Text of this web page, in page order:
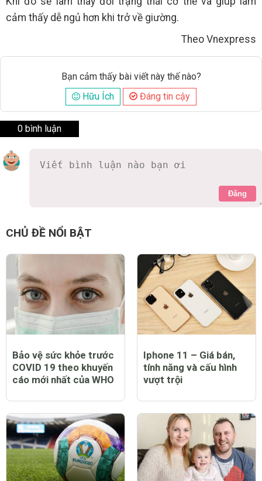
cảm thấy dễ ngủ hơn khi trở về giường.
Theo Vnexpress
Bạn cảm thấy bài viết này thế nào?
Hữu Ích
Đáng tin cậy
0 bình luận
Đăng
CHỦ ĐỀ NỔI BẬT
Bảo vệ sức khỏe trước
COVID 19 theo khuyến
cáo mới nhất của WHO
Iphone 11 – Giá bán,
tính năng và cấu hình
vượt trội